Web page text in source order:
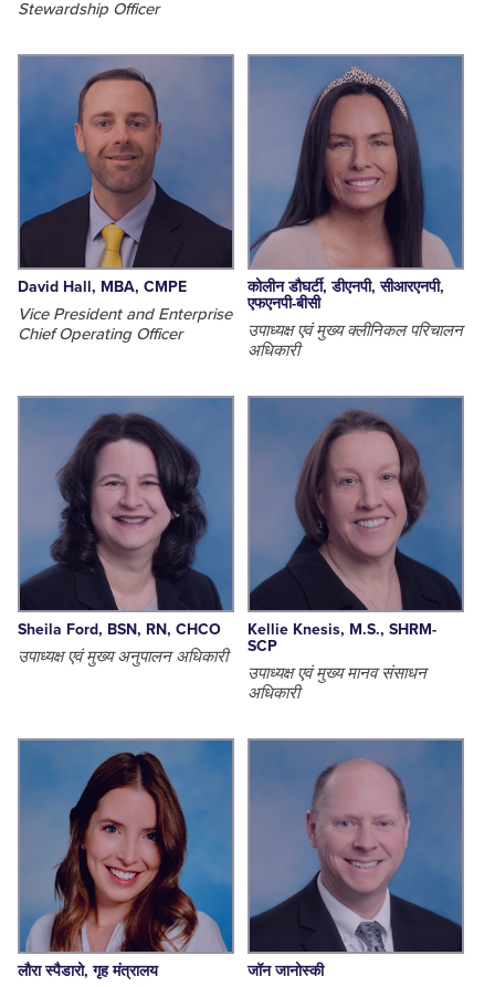
Stewardship Officer
David Hall, MBA, CMPE
Vice President and Enterprise
Chief Operating Officer
कोलीन डौघर्टी, डीएनपी, सीआरएनपी,
एफएनपी-बीसी
उपाध्यक्ष एवं मुख्य क्लीनिकल परिचालन
अधिकारी
Sheila Ford, BSN, RN, CHCO
उपाध्यक्ष एवं मुख्य अनुपालन अधिकारी
Kellie Knesis, M.S., SHRM-
SCP
उपाध्यक्ष एवं मुख्य मानव संसाधन
अधिकारी
लौरा स्पैडारो, गृह मंत्रालय जॉन जानोस्की